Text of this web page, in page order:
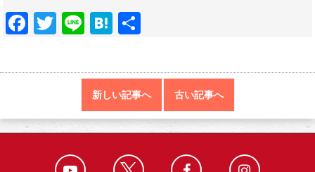
F
e
o
o
T
itt
Li
e
H
e
n
a
新しい記事へ 古い記事へ